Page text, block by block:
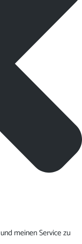
meinen Service zu